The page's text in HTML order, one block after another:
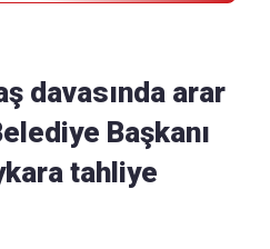
davasında arar
Başkanı
tahliye